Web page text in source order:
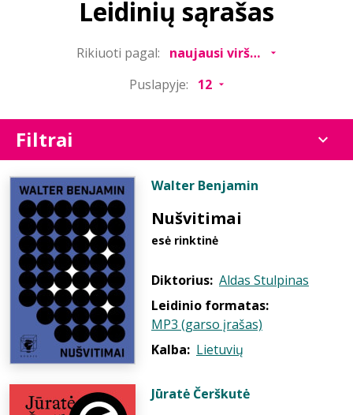
Leidinių sąrašas
Rikiuoti pagal:
Puslapyje:
Filtrai
Walter Benjamin
Nušvitimai
esė rinktinė
Diktorius: Aldas Stulpinas
Leidinio formatas:
MP3 (garso įrašas)
Kalba: Lietuvių
Jūratė Čerškutė